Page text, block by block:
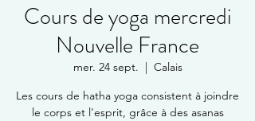
Cours de yoga mercredi
Nouvelle France
mer. 24 sept.
  |
Calais
Les cours de hatha yoga consistent à joindre
le corps et l'esprit, grâce à des asanas